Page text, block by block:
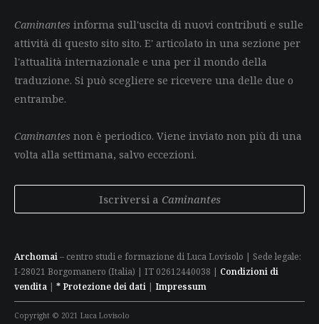
Caminantes informa sull'uscita di nuovi contributi e sulle
attività di questo sito sito. E' articolato in una sezione per
l'attualità internazionale e una per il mondo della
traduzione. Si può scegliere se ricevere una delle due o
entrambe.
Caminantes non è periodico. Viene inviato non più di una
volta alla settimana, salvo eccezioni.
Iscriversi a Caminantes
Archomai– centro studi e formazione di Luca Lovisolo | Sede legale:
I-28021 Borgomanero (Italia) | IT 02612440038 | Condizioni di
vendita | * Protezione dei dati | Impressum
Copyright © 2021 Luca Lovisolo